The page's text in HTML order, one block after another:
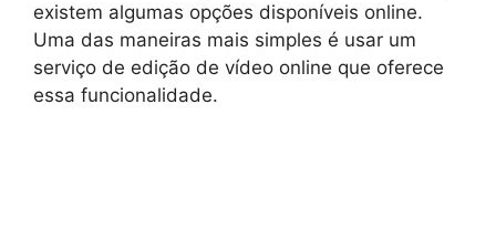
existem algumas opções disponíveis online.
Uma das maneiras mais simples é usar um
serviço de edição de vídeo online que oferece
essa funcionalidade.